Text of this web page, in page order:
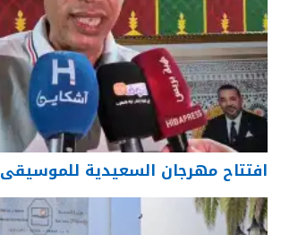
افتتاح مهرجان السعيدية للموسيقى